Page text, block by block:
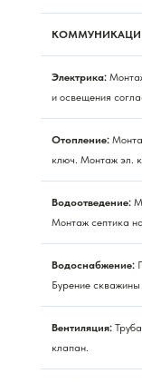
Электрика:
и освещения
Отопление:
ключ. Монтаж эл.
Водоотведение:
Монтаж септика
Водоснабжение:
Бурение
Вентиляция:
клапан.